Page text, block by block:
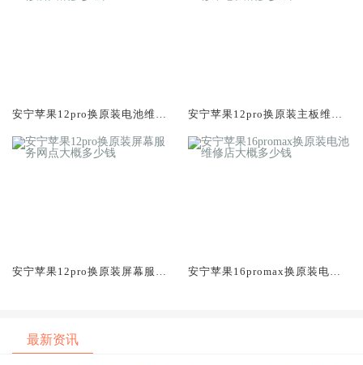
安宁苹果12pro换原装电池维修
安宁苹果12pro换原装主板维修
安宁苹果12pro换原装屏幕服务
安宁苹果16promax换原装电池
最新资讯